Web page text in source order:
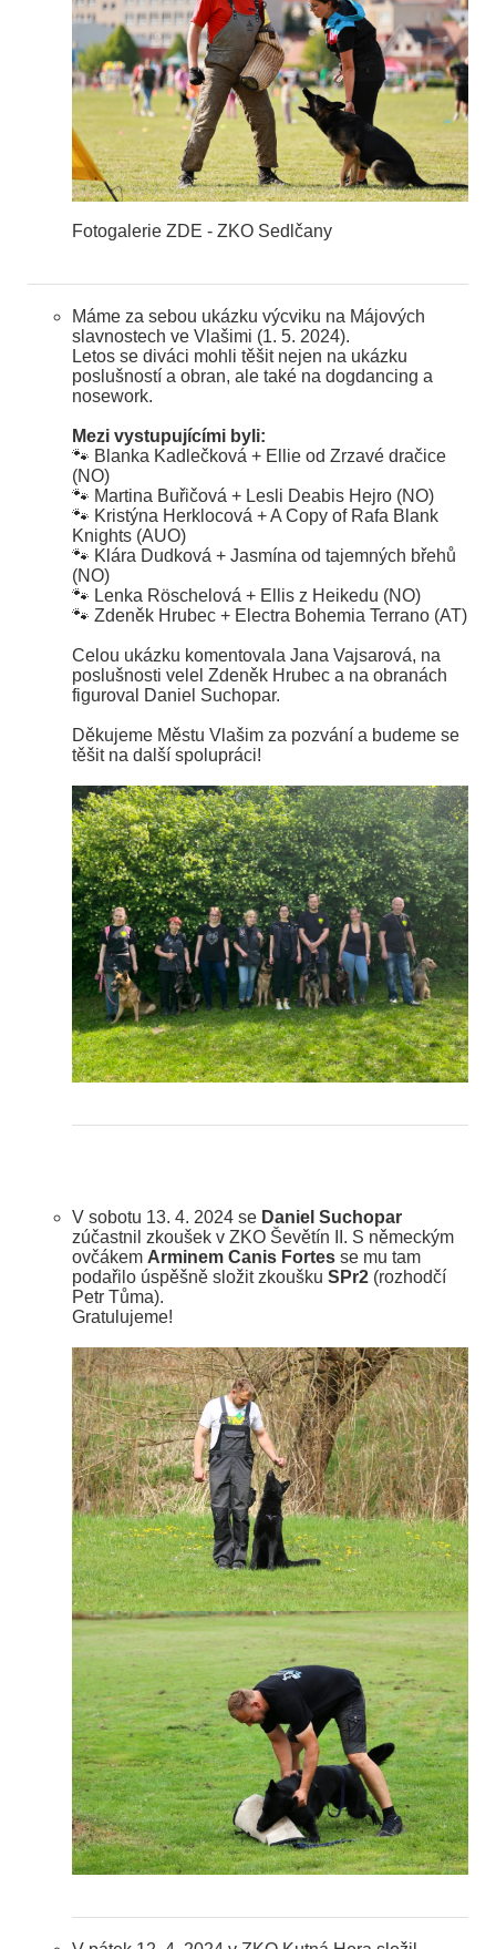
Fotogalerie ZDE - ZKO Sedlčany
Máme za sebou ukázku výcviku na Májových
slavnostech ve Vlašimi (1. 5. 2024).
Letos se diváci mohli těšit nejen na ukázku
poslušností a obran, ale také na dogdancing a
nosework.
Mezi vystupujícími byli:
🐾 Blanka Kadlečková + Ellie od Zrzavé dračice
(NO)
🐾 Martina Buřičová + Lesli Deabis Hejro (NO)
🐾 Kristýna Herklocová + A Copy of Rafa Blank
Knights (AUO)
🐾 Klára Dudková + Jasmína od tajemných břehů
(NO)
🐾 Lenka Röschelová + Ellis z Heikedu (NO)
🐾 Zdeněk Hrubec + Electra Bohemia Terrano (AT)
Celou ukázku komentovala Jana Vajsarová, na
poslušnosti velel Zdeněk Hrubec a na obranách
figuroval Daniel Suchopar.
Děkujeme Městu Vlašim za pozvání a budeme se
těšit na další spolupráci!
V sobotu 13. 4. 2024 se Daniel Suchopar
zúčastnil zkoušek v ZKO Ševětín II. S německým
ovčákem Arminem Canis Fortes se mu tam
podařilo úspěšně složit zkouškuSPr2 (rozhodčí
Petr Tůma).
Gratulujeme!